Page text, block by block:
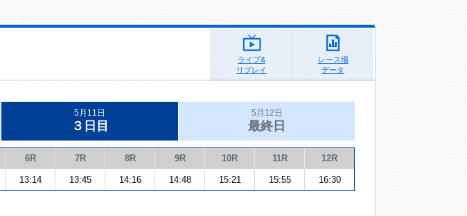
ライブ&
リプレイ
レース場
データ
5月11日
３日目
5月12日
最終日
6R 7R 8R 9R 10R 11R 12R
13:14 13:45 14:16 14:48 15:21 15:55 16:30